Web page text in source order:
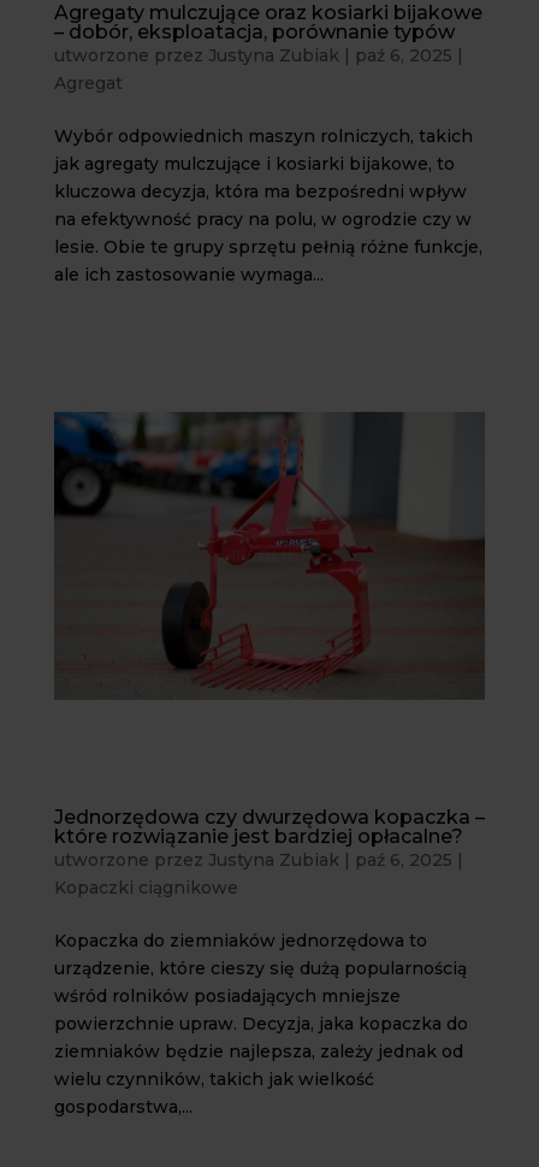
Agregaty mulczujące oraz kosiarki bijakowe
– dobór, eksploatacja, porównanie typów
utworzone przez Justyna Zubiak| paź 6, 2025 |
Agregat
Wybór odpowiednich maszyn rolniczych, takich
jak agregaty mulczujące i kosiarki bijakowe, to
kluczowa decyzja, która ma bezpośredni wpływ
na efektywność pracy na polu, w ogrodzie czy w
lesie. Obie te grupy sprzętu pełnią różne funkcje,
ale ich zastosowanie wymaga...
Jednorzędowa czy dwurzędowa kopaczka –
które rozwiązanie jest bardziej opłacalne?
utworzone przez Justyna Zubiak | paź 6, 2025 |
Kopaczki ciągnikowe
Kopaczka do ziemniaków jednorzędowa to
urządzenie, które cieszy się dużą popularnością
wśród rolników posiadających mniejsze
powierzchnie upraw. Decyzja, jaka kopaczka do
ziemniaków będzie najlepsza, zależy jednak od
wielu czynników, takich jak wielkość
gospodarstwa,...